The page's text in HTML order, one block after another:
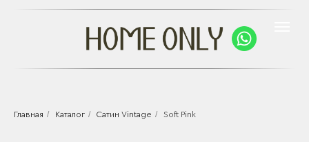
Главная / Каталог / Сатин Vintage / Soft Pink